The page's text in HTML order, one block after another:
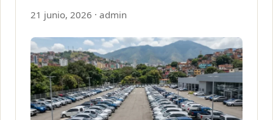
21 junio, 2026 · admin